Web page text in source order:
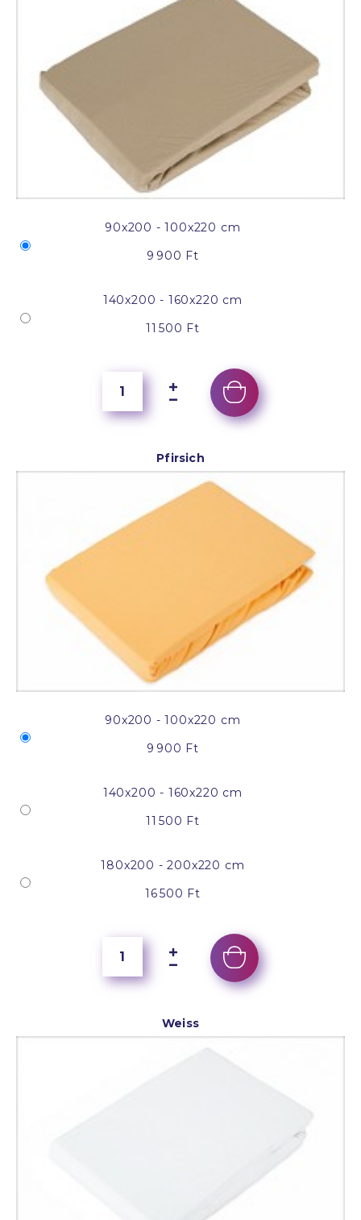
90x200 - 100x220 cm
9 900 Ft
140x200 - 160x220 cm
11 500 Ft
Pfirsich
90x200 - 100x220 cm
9 900 Ft
140x200 - 160x220 cm
11 500 Ft
180x200 - 200x220 cm
16 500 Ft
Weiss